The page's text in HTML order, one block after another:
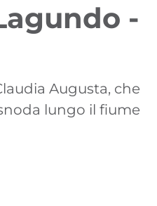
-
Augusta, che
lungo il fiume